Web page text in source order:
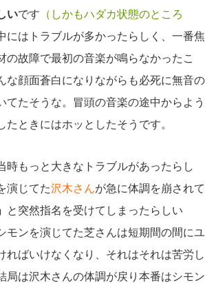
いです （しかもハダカ状態のところ
にはトラブルが多かったらしく、一番焦
の故障で最初の音楽が鳴らなかったこ
な顔面蒼白になりながらも必死に無音の
てたそうな。冒頭の音楽の途中からよう
たときにはホッとしたそうです。
時もっと大きなトラブルがあったらし
演じてた沢木さんが急に体調を崩されて
と突然指名を受けてしまったらしい
モンを演じてた芝さんは短期間の間にユ
ればいけなくなり、それはそれは苦労し
局は沢木さんの体調が戻り本番はシモン